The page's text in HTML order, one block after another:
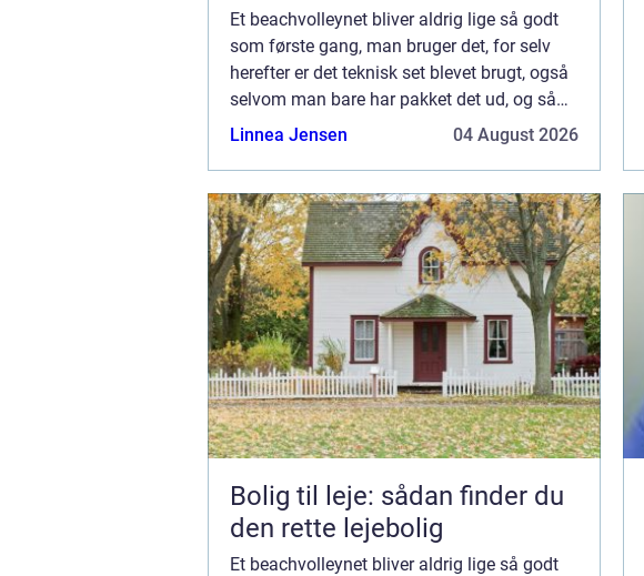
Et beachvolleynet bliver aldrig lige så godt
som første gang, man bruger det, for selv
herefter er det teknisk set blevet brugt, også
selvom man bare har pakket det ud, og så
kan man også sælge det som brugt og ik...
Linnea Jensen 04 August 2026
Bolig til leje: sådan finder du
den rette lejebolig
Et beachvolleynet bliver aldrig lige så godt